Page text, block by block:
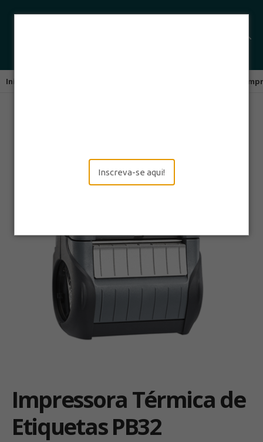
Inscreva-se aqui!
Início
Impressora Térmica de
Etiquetas PB32